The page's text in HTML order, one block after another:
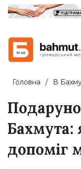
Головна В
Бахмута:
допоміг